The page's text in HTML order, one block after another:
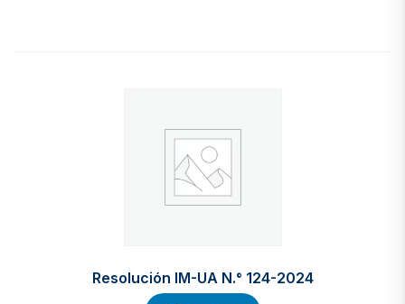
Resolución IM-UA N.° 124-2024